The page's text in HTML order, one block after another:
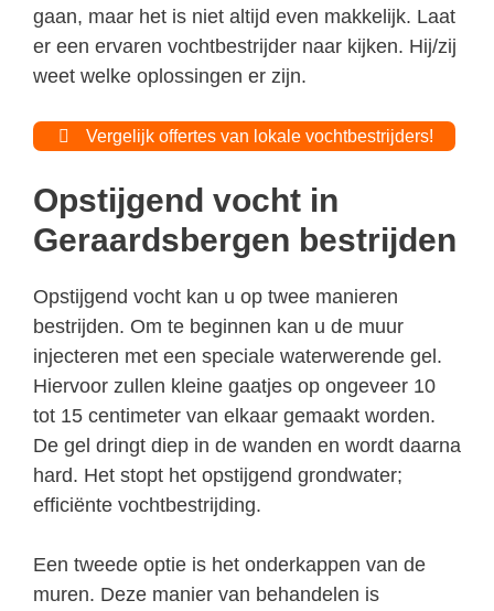
gaan, maar het is niet altijd even makkelijk. Laat
er een ervaren vochtbestrijder naar kijken. Hij/zij
weet welke oplossingen er zijn.
Vergelijk offertes van lokale vochtbestrijders!
Opstijgend vocht in
Geraardsbergen bestrijden
Opstijgend vocht kan u op twee manieren
bestrijden. Om te beginnen kan u de muur
injecteren met een speciale waterwerende gel.
Hiervoor zullen kleine gaatjes op ongeveer 10
tot 15 centimeter van elkaar gemaakt worden.
De gel dringt diep in de wanden en wordt daarna
hard. Het stopt het opstijgend grondwater;
efficiënte vochtbestrijding.
Een tweede optie is het onderkappen van de
muren. Deze manier van behandelen is